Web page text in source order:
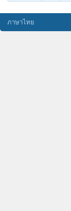
ภาษาไทย